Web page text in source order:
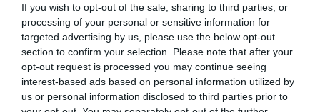
If you wish to opt-out of the sale, sharing to third parties, or
processing of your personal or sensitive information for
targeted advertising by us, please use the below opt-out
section to confirm your selection. Please note that after your
opt-out request is processed you may continue seeing
interest-based ads based on personal information utilized by
us or personal information disclosed to third parties prior to